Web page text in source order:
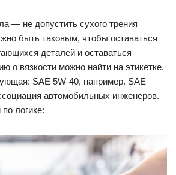
— не допустить сухого трения
быть таковым, чтобы оставаться
деталей и оставаться
о вязкости можно найти на этикетке.
SAE 5W-40, например. SAE—
автомобильных инженеров.
логике: